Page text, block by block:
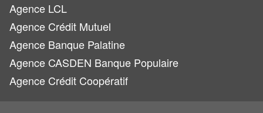
Agence LCL
Agence Crédit Mutuel
Agence Banque Palatine
Agence CASDEN Banque Populaire
Agence Crédit Coopératif